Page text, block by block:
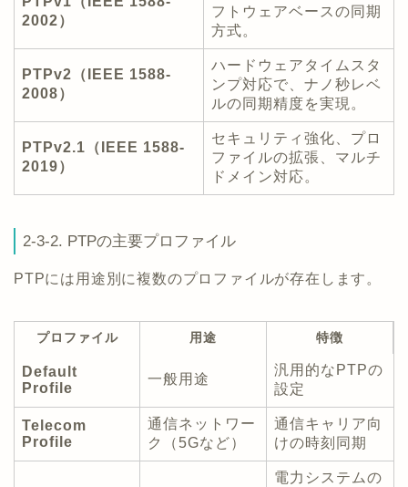
2002）
フトウェアベースの同期
方式。
PTPv2（IEEE 1588-
2008）
ハードウェアタイムスタ
ンプ対応で、ナノ秒レベ
ルの同期精度を実現。
PTPv2.1（IEEE 1588-
2019）
セキュリティ強化、プロ
ファイルの拡張、マルチ
ドメイン対応。
2-3-2. PTPの主要プロファイル
PTPには用途別に複数のプロファイルが存在します。
プロファイル 用途 特徴
Default
Profile
一般用途
汎用的なPTPの
設定
Telecom
Profile
通信ネットワー
ク（5Gなど）
通信キャリア向
けの時刻同期
電力システムの